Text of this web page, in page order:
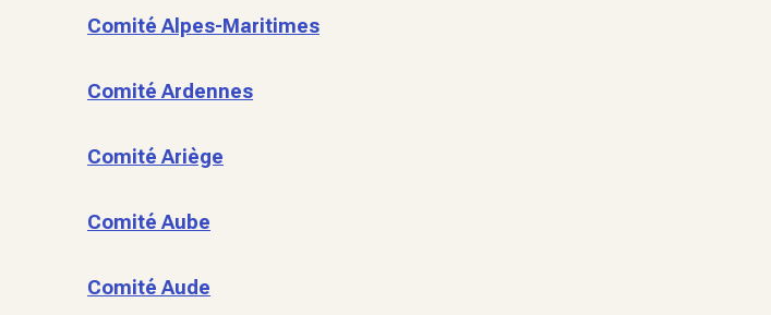
Comité Alpes-Maritimes
Comité Ardennes
Comité Ariège
Comité Aube
Comité Aude